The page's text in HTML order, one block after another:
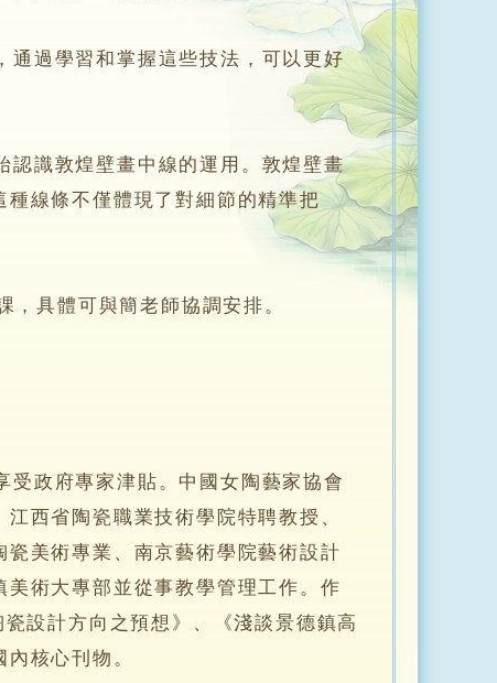
過學習和掌握這些技法，可以更好
識敦煌壁畫中線的運用。敦煌壁畫
線條不僅體現了對細節的精準把
具體可與簡老師協調安排。
政府專家津貼。中國女陶藝家協會
西省陶瓷職業技術學院特聘教授、
美術專業、南京藝術學院藝術設計
術大專部並從事教學管理工作。作
設計方向之預想》、《淺談景德鎮高
核心刊物。